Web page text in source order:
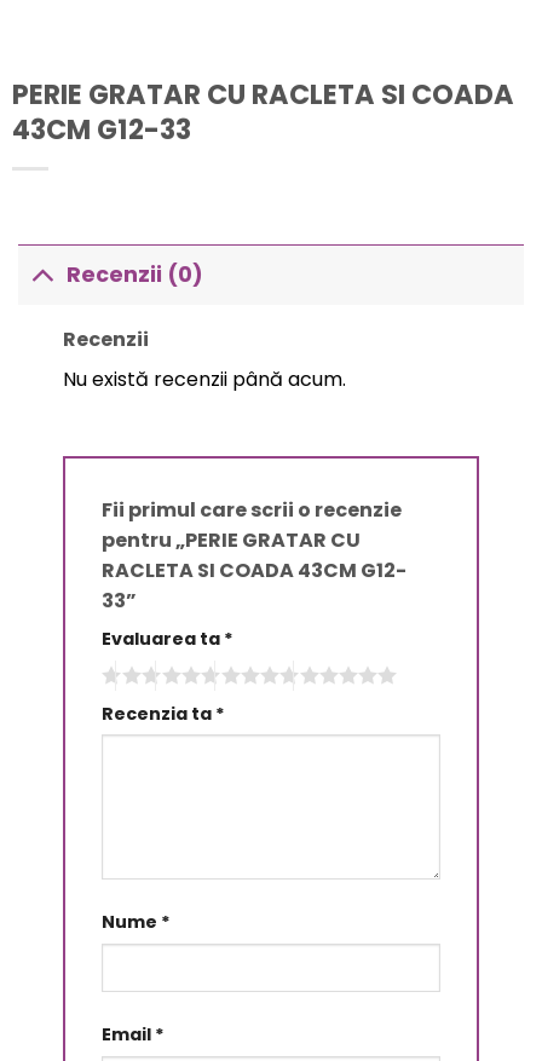
PERIE GRATAR CU RACLETA SI COADA
43CM G12-33
Recenzii (0)
Recenzii
Nu există recenzii până acum.
Fii primul care scrii o recenzie
pentru „PERIE GRATAR CU
RACLETA SI COADA 43CM G12-
33”
Evaluarea ta *
Recenzia ta *
Nume *
Email *